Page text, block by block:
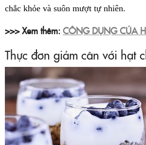
chắc khỏe và suôn mượt tự nhiên.
>>> Xem thêm: CÔNG DỤNG CỦA
Thực đơn giảm cân với hạt